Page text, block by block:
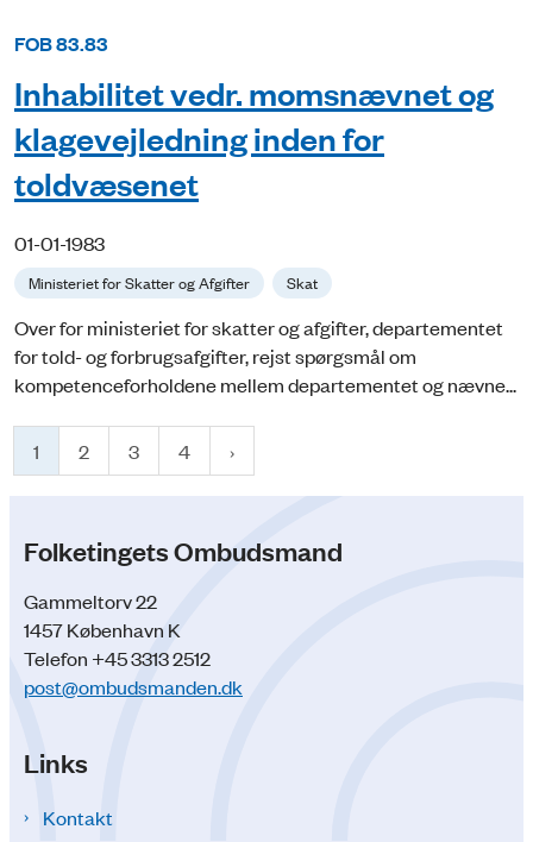
FOB 83.83
Inhabilitet vedr. momsnævnet og
klagevejledning inden for
toldvæsenet
01-01-1983
Ministeriet for Skatter og Afgifter Skat
Over for ministeriet for skatter og afgifter, departementet
for told- og forbrugsafgifter, rejst spørgsmål om
kompetenceforholdene mellem departementet og nævne...
1 2 3 4
Folketingets Ombudsmand
Gammeltorv 22
1457 København K
Telefon +45 3313 2512
post@ombudsmanden.dk
Links
Kontakt